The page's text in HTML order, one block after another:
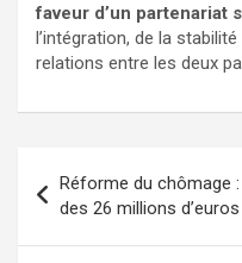
faveur d’un partenariat
l’intégration, de la
relations entre les deux
Réforme du chômage
des 26 millions